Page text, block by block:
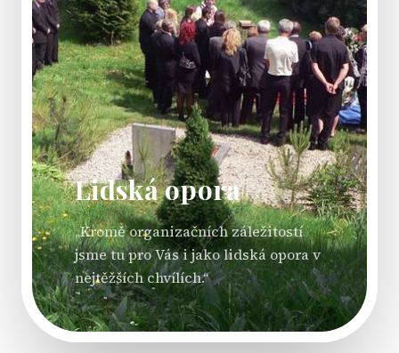
Lidská opora
„Kromě organizačních záležitostí
jsme tu pro Vás i jako lidská opora v
nejtěžších chvílích.“